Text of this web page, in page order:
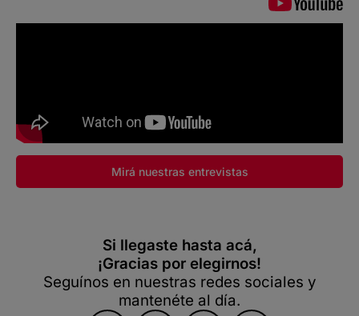
Mirá nuestras entrevistas
Si llegaste hasta acá,
¡Gracias por elegirnos!
Seguínos en nuestras redes sociales y
mantenéte al día.